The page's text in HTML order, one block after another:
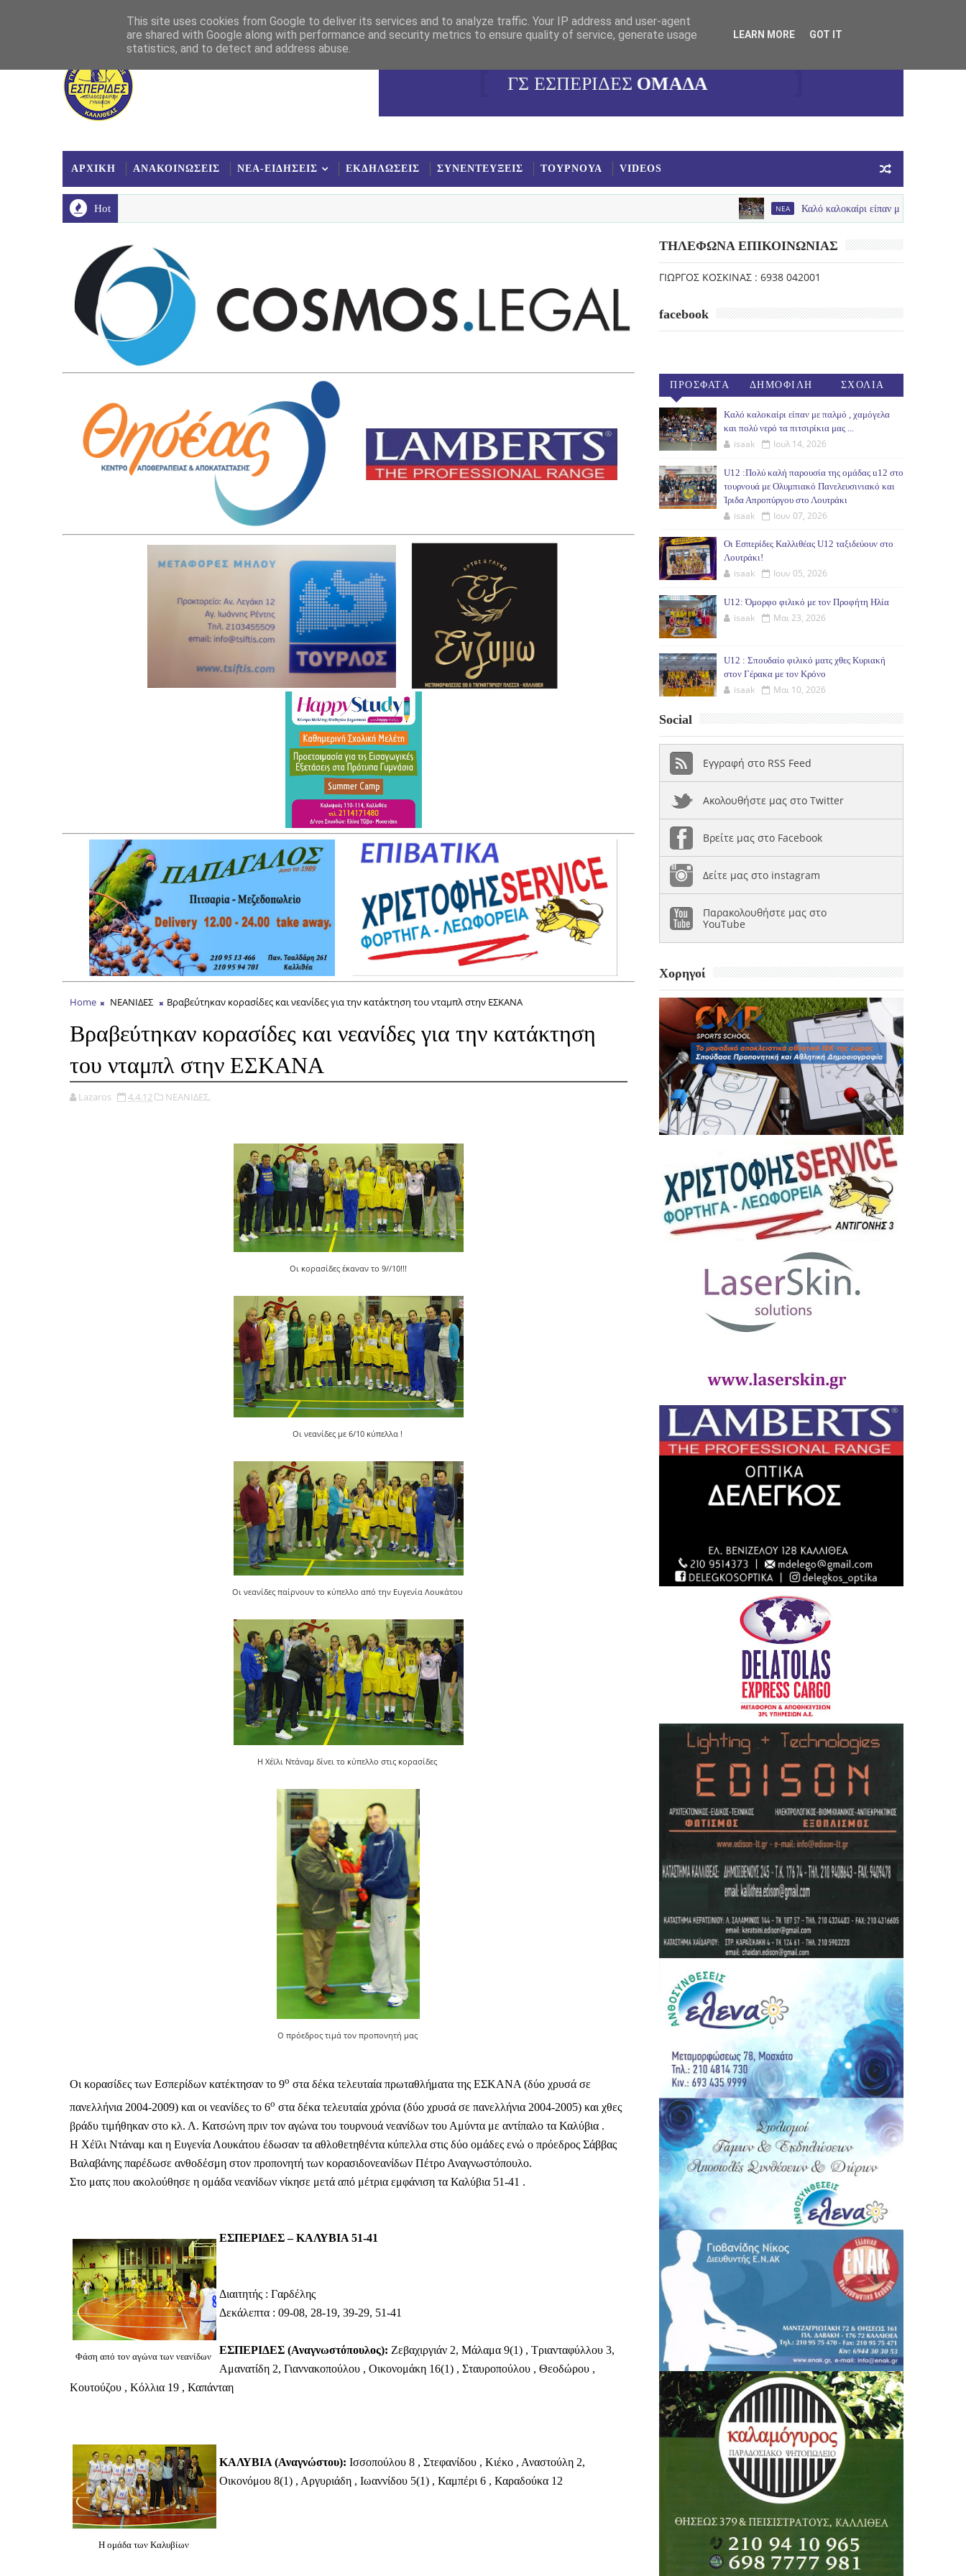
ΓΣ ΕΣΠΕΡΙΔΕΣ
ΚΑΛΛΙΘΕΑΣ
ΟΜΑΔΑ
ΑΡΧΙΚΗ ΑΝΑΚΟΙΝΩΣΕΙΣ ΝΕΑ-ΕΙΔΗΣΕΙΣ ΕΚΔΗΛΩΣΕΙΣ ΣΥΝΕΝΤΕΥΞΕΙΣ ΤΟΥΡΝΟΥΑ VIDEOS
Hot Καλό καλοκαίρι είπαν με παλμό , χαμόγελα και
Home ΝΕΑΝΙΔΕΣ Βραβεύτηκαν κορασίδες και νεανίδες για την κατάκτηση του νταμπλ στην ΕΣΚΑΝΑ
Βραβεύτηκαν κορασίδες και νεανίδες για την κατάκτηση
του νταμπλ στην ΕΣΚΑΝΑ
Lazaros 4.4.12 ΝΕΑΝΙΔΕΣ,
Οι κορασίδες έκαναν το 9//10!!!
Οι νεανίδες με 6/10 κύπελλα !
Οι νεανίδες παίρνουν το κύπελλο από την Ευγενία Λουκάτου
Η Χέϊλι Ντάναμ δίνει το κύπελλο στις κορασίδες
Ο πρόεδρος τιμά τον προπονητή μας
Οι κορασίδες των Εσπερίδων κατέκτησαν το 9ο στα δέκα τελευταία πρωταθλήματα της ΕΣΚΑΝΑ (δύο χρυσά σε
πανελλήνια 2004-2009) και οι νεανίδες το 6ο στα δέκα τελευταία χρόνια (δύο χρυσά σε πανελλήνια 2004-2005) και χθες
βράδυ τιμήθηκαν στο κλ. Λ. Κατσώνη πριν τον αγώνα του τουρνουά νεανίδων του Αμύντα με αντίπαλο τα Καλύβια .
Η Χέϊλι Ντάναμ και η Ευγενία Λουκάτου έδωσαν τα αθλοθετηθέντα κύπελλα στις δύο ομάδες ενώ ο πρόεδρος Σάββας
Βαλαβάνης παρέδωσε ανθοδέσμη στον προπονητή των κορασιδονεανίδων Πέτρο Αναγνωστόπουλο.
Στο ματς που ακολούθησε η ομάδα νεανίδων νίκησε μετά από μέτρια εμφάνιση τα Καλύβια 51-41 .
Φάση από τον αγώνα των νεανίδων
ΕΣΠΕΡΙΔΕΣ – ΚΑΛΥΒΙΑ 51-41
Διαιτητής : Γαρδέλης
Δεκάλεπτα : 09-08, 28-19, 39-29, 51-41
ΕΣΠΕΡΙΔΕΣ (Αναγνωστόπουλος): Ζεβαχιργιάν 2, Μάλαμα 9(1) , Τριανταφύλλου 3,
Αμανατίδη 2, Γιαννακοπούλου , Οικονομάκη 16(1) , Σταυροπούλου , Θεοδώρου ,
Κουτούζου , Κόλλια 19 , Καπάνταη
Η ομάδα των Καλυβίων
ΚΑΛΥΒΙΑ (Αναγνώστου): Ισσοπούλου 8 , Στεφανίδου , Κιέκο , Αναστούλη 2,
Οικονόμου 8(1) , Αργυριάδη , Ιωαννίδου 5(1) , Καμπέρι 6 , Καραδούκα 12
ΤΗΛΕΦΩΝΑ ΕΠΙΚΟΙΝΩΝΙΑΣ
ΓΙΩΡΓΟΣ ΚΟΣΚΙΝΑΣ : 6938 042001
facebook
ΠΡΟΣΦΑΤΑ ΔΗΜΟΦΙΛΗ ΣΧΟΛΙΑ
Καλό καλοκαίρι είπαν με παλμό , χαμόγελα
και πολύ νερό τα πιτσιρίκια μας ...
isaak Ιουλ 14, 2026
U12 :Πολύ καλή παρουσία της ομάδας u12 στο
τουρνουά με Ολυμπιακό Πανελευσινιακό και
Ίριδα Απροπύργου στο Λουτράκι
isaak Ιουν 07, 2026
Οι Εσπερίδες Καλλιθέας U12 ταξιδεύουν στο
Λουτράκι!
isaak Ιουν 05, 2026
U12: Όμορφο φιλικό με τον Προφήτη Ηλία
isaak Μαι 23, 2026
U12 : Σπουδαίο φιλικό ματς χθες Κυριακή
στον Γέρακα με τον Κρόνο
isaak Μαι 10, 2026
Social
Εγγραφή στο RSS Feed
Ακολουθήστε μας στο Twitter
Βρείτε μας στο Facebook
Δείτε μας στο instagram
Παρακολουθήστε μας στο
YouTube
Χορηγοί
This site uses cookies from Google to deliver its services and to analyze traffic. Your IP address and user-agent
are shared with Google along with performance and security metrics to ensure quality of service, generate usage
statistics, and to detect and address abuse.
LEARN MORE GOT IT